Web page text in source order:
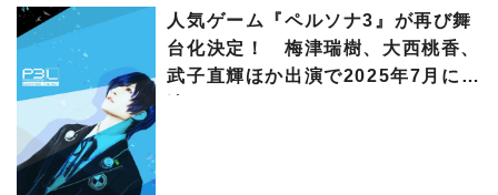
人気ゲーム『ペルソナ3』が再び舞
台化決定！ 梅津瑞樹、大西桃香、
武子直輝ほか出演で2025年7月に上